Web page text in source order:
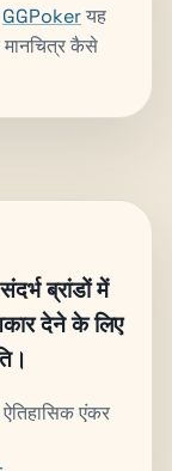
GGPokerयह
कैसे
ब्रांडों में
देने के लिए
एंकर